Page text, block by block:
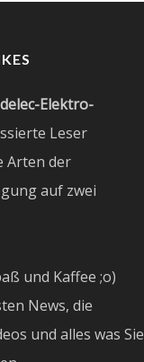
Elektro-
Leser
Arten der
auf zwei
und Kaffee ;o)
News, die
und alles was Sie